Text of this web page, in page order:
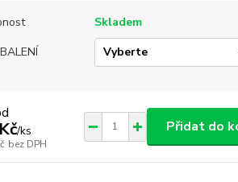
Skladem
/ks
bez DPH
Přidat do